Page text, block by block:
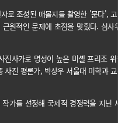
로 조성된 매몰지를 촬영한 '묻다',
원적인 문제에 초점을 맞췄다. 심
진사가로 명성이 높은 미셸 프리조
사진 평론가, 박상우 서울대 미학과
가를 선정해 국제적 경쟁력을 지닌